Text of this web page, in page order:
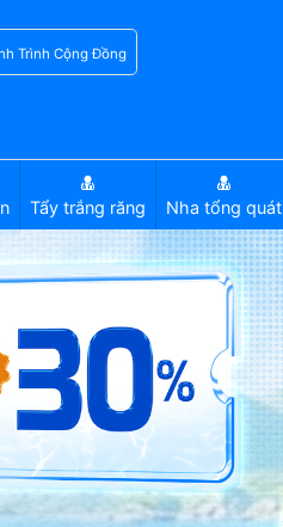
Trình Cộng Đồng
Tẩy trắng răng Nha tổng quát